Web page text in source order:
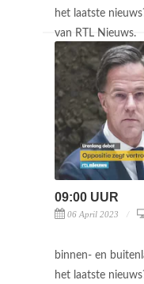
het laatste
van RTL Nieuws.
09:00 UUR
06 April 2023
binnen- en
het laatste